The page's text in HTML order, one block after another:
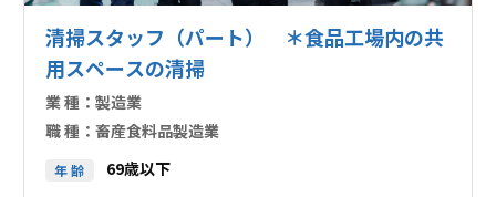
清掃スタッフ（パート） ＊食品工場内の共
用スペースの清掃
業 種： 製造業
職 種： 畜産食料品製造業
年 齢 69歳以下